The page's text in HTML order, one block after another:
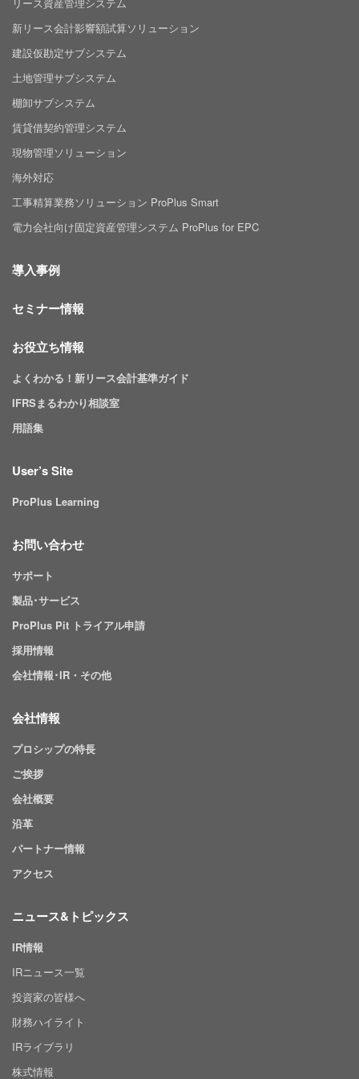
新リース会計影響額試算ソリューション
建設仮勘定サブシステム
土地管理サブシステム
棚卸サブシステム
賃貸借契約管理システム
現物管理ソリューション
海外対応
工事精算業務ソリューション ProPlus Smart
電力会社向け固定資産管理システム ProPlus for EPC
導入事例
セミナー情報
お役立ち情報
よくわかる！新リース会計基準ガイド
IFRSまるわかり相談室
用語集
User’s Site
ProPlus Learning
お問い合わせ
サポート
製品･サービス
ProPlus Pit トライアル申請
採用情報
会社情報･IR・その他
会社情報
プロシップの特長
ご挨拶
会社概要
沿革
パートナー情報
アクセス
ニュース&トピックス
IR情報
IRニュース一覧
投資家の皆様へ
財務ハイライト
IRライブラリ
株式情報